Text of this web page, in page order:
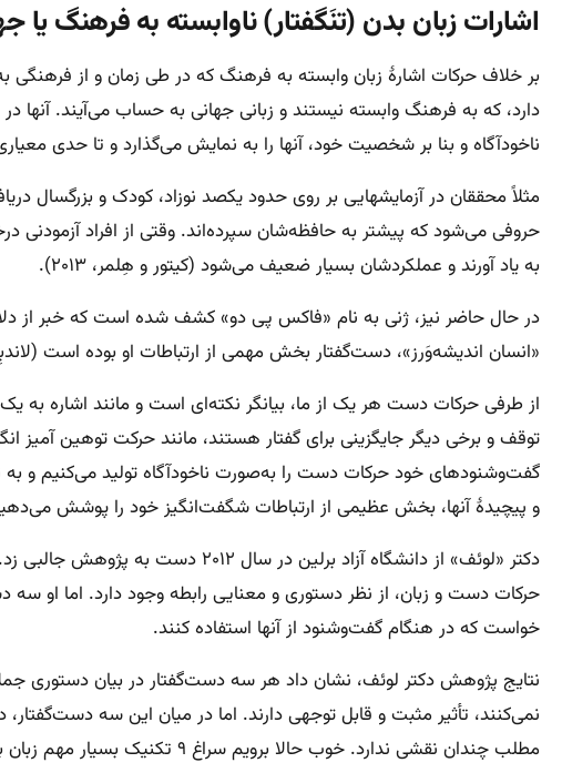
اشارات زبان بدن (تنَگفتار) ناوابسته به فرهنگ یا
بر خلاف حرکات اشارهٔ زبان وابسته به فرهنگ که در طی زمان و از
دارد، که به فرهنگ وابسته نیستند و زبانی جهانی به حساب می‌آیند.
ناخودآگاه و بنا بر شخصیت خود، آنها را به نمایش می‌گذارد و تا حدی
مثلاً محققان در آزمایشهایی بر روی حدود یکصد نوزاد، کودک و بزرگسال
حروفی می‌شود که پیشتر به حافظه‌شان سپرده‌اند. وقتی از افراد آزمودنی
به یاد آورند و عملکردشان بسیار ضعیف می‌شود (کیتور و هِلمر، ۲۰۱۳).
در حال حاضر نیز، ژنی به نام «فاکس پی دو» کشف شده است که خبر از
«انسان اندیشه‌وَرز»، دست‌گفتار بخش مهمی از ارتباطات او بوده است (لاندبِرگ،
از طرفی حرکات دست هر یک از ما، بیانگر نکته‌ای است و مانند اشاره به
توقف و برخی دیگر جایگزینی برای گفتار هستند، مانند حرکت توهین
گفت‌وشنودهای خود حرکات دست را به‌صورت ناخودآگاه تولید می‌کنیم و به
و پیچیدهٔ آنها، بخش عظیمی از ارتباطات شگفت‌انگیز خود را پوشش
حرکات دست و زبان، از نظر دستوری و معنایی رابطه وجود دارد. اما او
خواست که در هنگام گفت‌وشنود از آنها استفاده کنند.
نتایج پژوهش دکتر لوئف، نشان داد هر سه دست‌گفتار در بیان دستوری
نمی‌کنند، تأثیر مثبت و قابل توجهی دارند. اما در میان این سه
مطلب چندان نقشی ندارد. خوب حالا برویم سراغ ۹ تکنیک بسیار مهم زبان بدن